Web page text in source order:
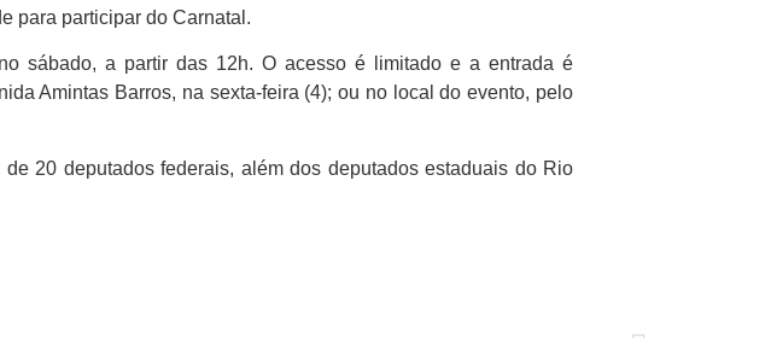
para participar do Carnatal.
sábado, a partir das 12h. O acesso é limitado e a entrada é
Amintas Barros, na sexta-feira (4); ou no local do evento, pelo
20 deputados federais, além dos deputados estaduais do Rio